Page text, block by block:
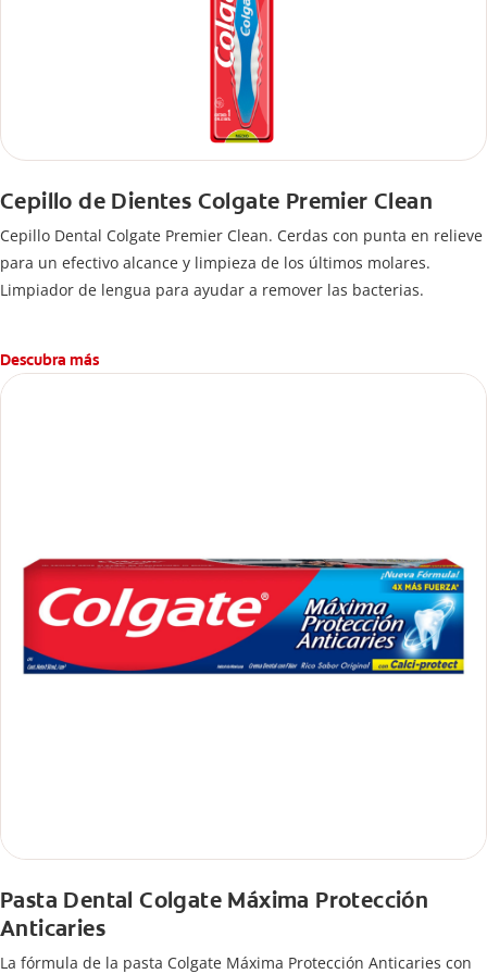
Cepillo de Dientes Colgate Premier Clean
Cepillo Dental Colgate Premier Clean. Cerdas con punta en relieve
para un efectivo alcance y limpieza de los últimos molares.
Limpiador de lengua para ayudar a remover las bacterias.
Descubra más
Pasta Dental Colgate Máxima Protección
Anticaries
La fórmula de la pasta Colgate Máxima Protección Anticaries con